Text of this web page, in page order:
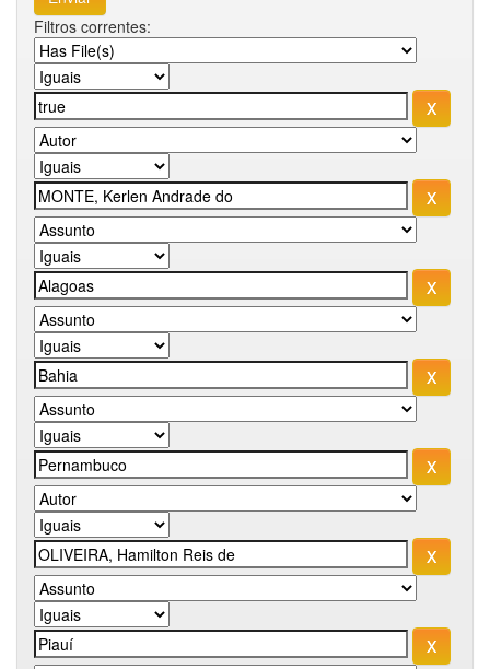
Filtros correntes: